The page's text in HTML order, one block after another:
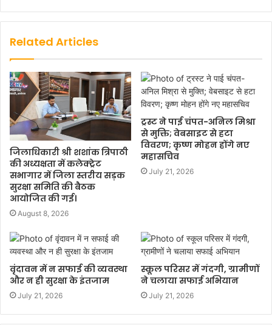
Related Articles
जिलाधिकारी श्री शशांक त्रिपाठी
की अध्यक्षता में कलेक्ट्रेट
सभागार में जिला स्तरीय सड़क
सुरक्षा समिति की बैठक
आयोजित की गई।
August 8, 2026
ट्रस्ट ने पाई चंपत-अनिल मिश्रा
से मुक्ति; वेबसाइट से हटा
विवरण; कृष्ण मोहन होंगे नए
महासचिव
July 21, 2026
वृंदावन में न सफाई की व्यवस्था
और न ही सुरक्षा के इंतजाम
July 21, 2026
स्कूल परिसर में गंदगी, ग्रामीणों
ने चलाया सफाई अभियान
July 21, 2026